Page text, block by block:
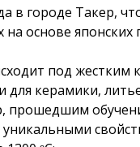
в городе
основе японских
под
керамики,